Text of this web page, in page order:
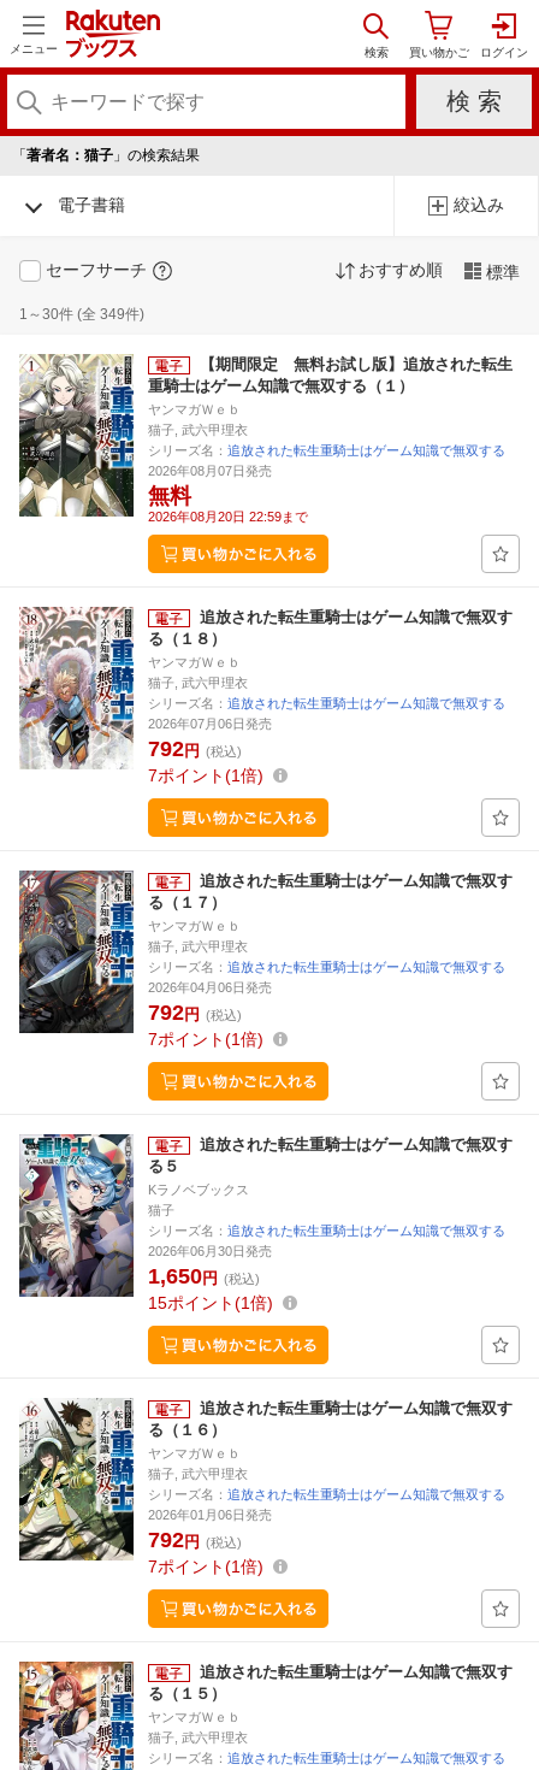
メニュー
「 著者名：猫子 」の検索結果
電子書籍 絞込み
セーフサーチ おすすめ順 標準
1～30件 (全 349件)
【期間限定 無料お試し版】追放された転生
重騎士はゲーム知識で無双する（１）
ヤンマガＷｅｂ
猫子, 武六甲理衣
シリーズ名： 追放された転生重騎士はゲーム知識で無双する
2026年08月07日発売
無料
2026年08月20日 22:59まで
追放された転生重騎士はゲーム知識で無双す
る（１８）
ヤンマガＷｅｂ
猫子, 武六甲理衣
シリーズ名： 追放された転生重騎士はゲーム知識で無双する
2026年07月06日発売
792円 (税込)
7ポイント 1倍
追放された転生重騎士はゲーム知識で無双す
る（１７）
ヤンマガＷｅｂ
猫子, 武六甲理衣
シリーズ名： 追放された転生重騎士はゲーム知識で無双する
2026年04月06日発売
792円 (税込)
7ポイント 1倍
追放された転生重騎士はゲーム知識で無双す
る５
Kラノベブックス
猫子
シリーズ名： 追放された転生重騎士はゲーム知識で無双する
2026年06月30日発売
1,650円 (税込)
15ポイント 1倍
追放された転生重騎士はゲーム知識で無双す
る（１６）
ヤンマガＷｅｂ
猫子, 武六甲理衣
シリーズ名： 追放された転生重騎士はゲーム知識で無双する
2026年01月06日発売
792円 (税込)
7ポイント 1倍
追放された転生重騎士はゲーム知識で無双す
る（１５）
ヤンマガＷｅｂ
猫子, 武六甲理衣
シリーズ名： 追放された転生重騎士はゲーム知識で無双する